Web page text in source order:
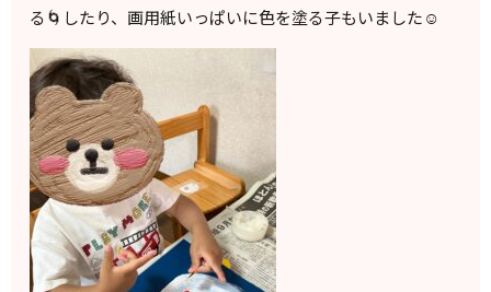
る🌀したり、画用紙いっぱいに色を塗る子もいました☺️